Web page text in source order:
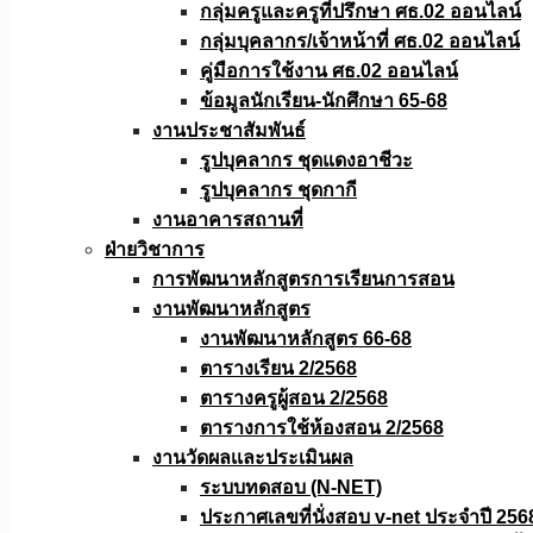
กลุ่มครูและครูที่ปรึกษา ศธ.02 ออนไลน์
กลุ่มบุคลากร/เจ้าหน้าที่ ศธ.02 ออนไลน์
คู่มือการใช้งาน ศธ.02 ออนไลน์
ข้อมูลนักเรียน-นักศึกษา 65-68
งานประชาสัมพันธ์
รูปบุคลากร ชุดแดงอาชีวะ
รูปบุคลากร ชุดกากี
งานอาคารสถานที่
ฝ่ายวิชาการ
การพัฒนาหลักสูตรการเรียนการสอน
งานพัฒนาหลักสูตร
งานพัฒนาหลักสูตร 66-68
ตารางเรียน 2/2568
ตารางครูผู้สอน 2/2568
ตารางการใช้ห้องสอน 2/2568
งานวัดผลเเละประเมินผล
ระบบทดสอบ (N-NET)
ประกาศเลขที่นั่งสอบ v-net ประจำปี